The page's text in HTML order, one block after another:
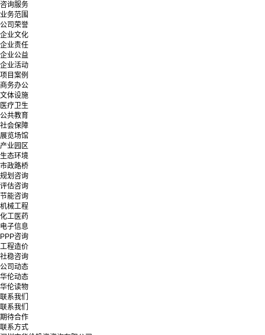
咨询服务
业务范围
公司荣誉
企业文化
企业责任
企业公益
企业活动
项目案例
商务办公
文体设施
医疗卫生
公共教育
社会保障
展览场馆
产业园区
生态环境
市政路桥
规划咨询
评估咨询
节能咨询
机械工程
化工医药
电子信息
PPP咨询
工程造价
社稳咨询
公司动态
华伦动态
华伦读物
联系我们
联系我们
期待合作
联系方式